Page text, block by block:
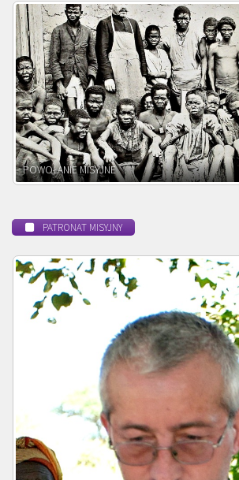
BEATYFIKACJA
PATRONAT MISYJNY